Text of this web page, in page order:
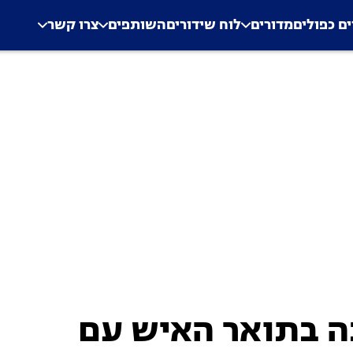
Application error: a
. כפוליםמדורים לוח שידוריםהשותפים צרו קשר
בתואר האיש עם